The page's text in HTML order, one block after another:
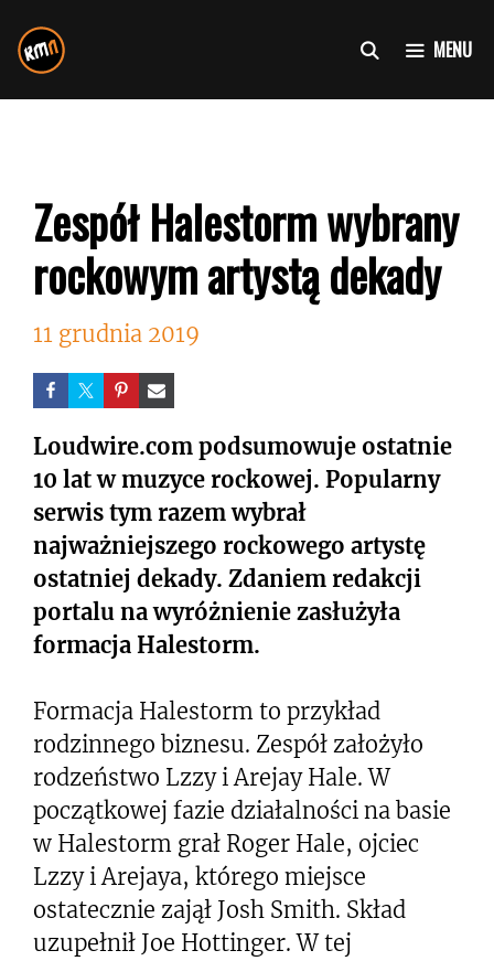
do
treści
MENU
Zespół Halestorm wybrany
rockowym artystą dekady
11 grudnia 2019
Loudwire.com podsumowuje ostatnie
10 lat w muzyce rockowej. Popularny
serwis tym razem wybrał
najważniejszego rockowego artystę
ostatniej dekady. Zdaniem redakcji
portalu na wyróżnienie zasłużyła
formacja Halestorm.
Formacja Halestorm to przykład
rodzinnego biznesu. Zespół założyło
rodzeństwo Lzzy i Arejay Hale. W
początkowej fazie działalności na basie
w Halestorm grał Roger Hale, ojciec
Lzzy i Arejaya, którego miejsce
ostatecznie zajął Josh Smith. Skład
uzupełnił Joe Hottinger. W tej